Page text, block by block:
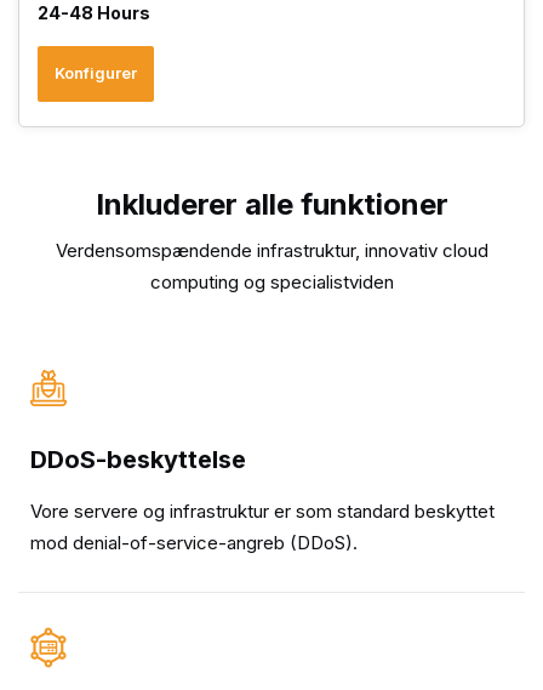
24-48 Hours
Konfigurer
Inkluderer alle funktioner
Verdensomspændende infrastruktur, innovativ cloud
computing og specialistviden
DDoS-beskyttelse
Vore servere og infrastruktur er som standard beskyttet
mod denial-of-service-angreb (DDoS).